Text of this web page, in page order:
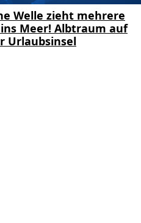
Welle zieht mehrere
Meer! Albtraum auf
Urlaubsinsel